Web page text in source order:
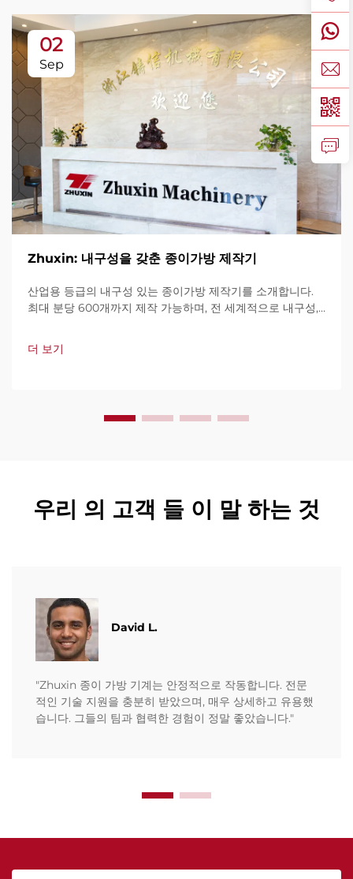
02
Sep
Zhuxin: 내구성을 갖춘 종이가방 제작기
산업용 등급의 내구성 있는 종이가방 제작기를 소개합니다.
최대 분당 600개까지 제작 가능하며, 전 세계적으로 내구성,
가 지원과 빠른 서비스를 제공합니다. 견적 요청을 지금 해보
세요.
더 보기
우리 의 고객 들 이 말 하는 것
David L.
"Zhuxin 종이 가방 기계는 안정적으로 작동합니다. 전문
적인 기술 지원을 충분히 받았으며, 매우 상세하고 유용했
습니다. 그들의 팀과 협력한 경험이 정말 좋았습니다."